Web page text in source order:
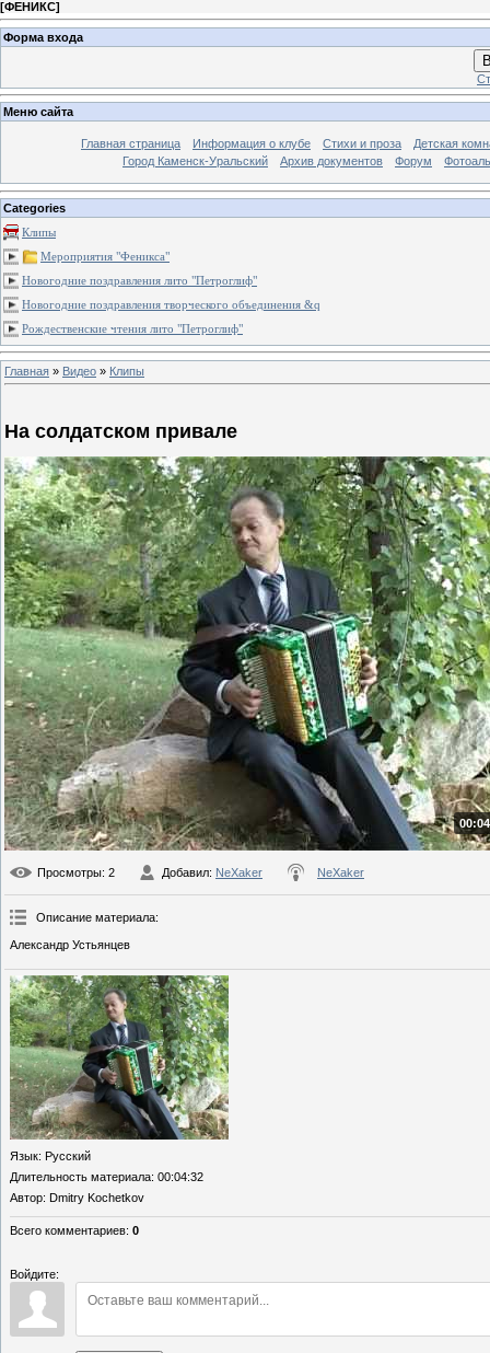
[ФЕНИКС]
Форма входа
Меню сайта
Главная страница Информация о клубе Стихи и проза
Детская
Город Каменск-Уральский
Архив документов Форум
Categories
Клипы
Мероприятия "Феникса"
Новогодние поздравления лито "Петроглиф"
Новогодние поздравления творческого объединения &q
Рождественские чтения лито "Петроглиф"
Главная » Видео » Клипы
На солдатском привале
Просмотры: 2 Добавил: NeXaker NeXaker
Описание материала:
Александр Устьянцев
Язык: Русский
Длительность материала: 00:04:32
Автор: Dmitry Kochetkov
Всего комментариев: 0
Войдите: